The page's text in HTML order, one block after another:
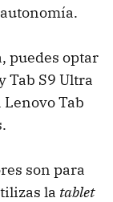
puedes optar
Tab S9 Ultra
Lenovo Tab
son para
la tablet